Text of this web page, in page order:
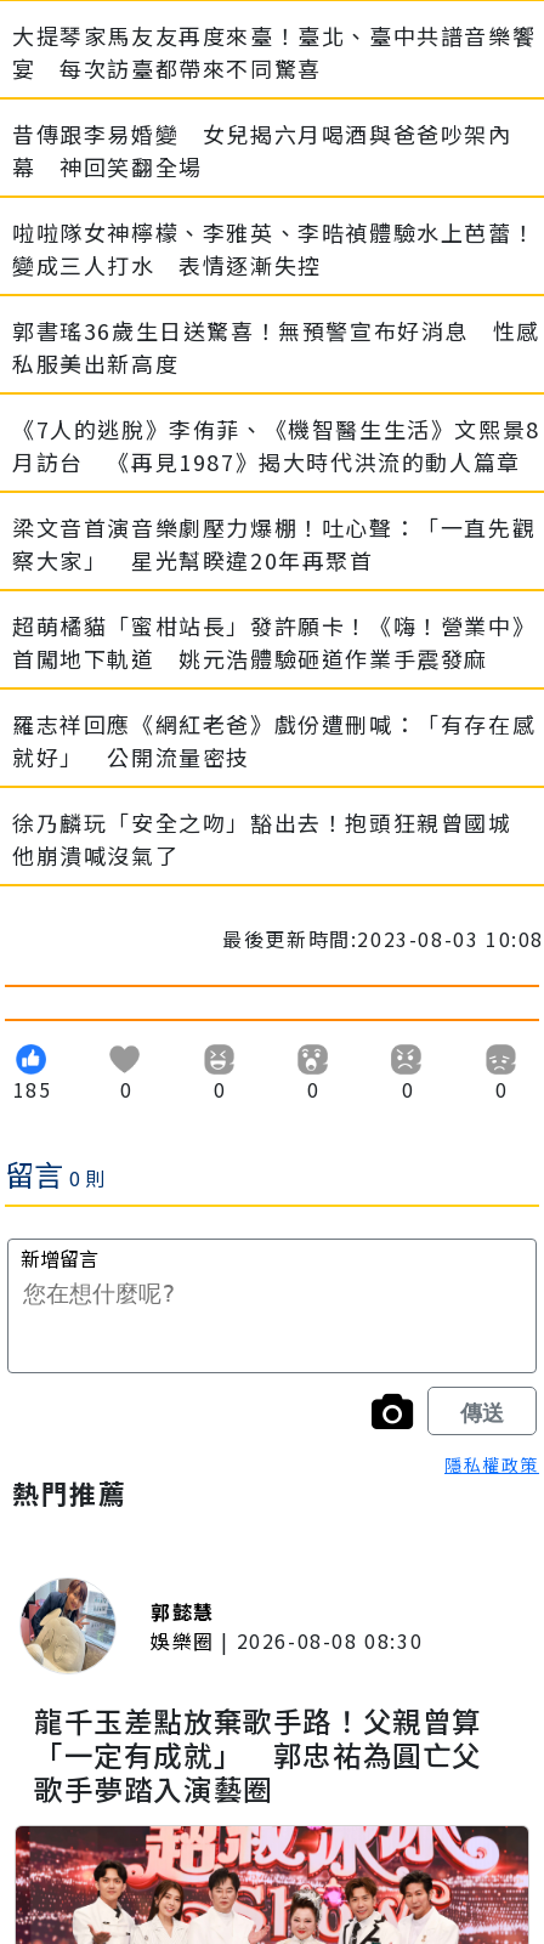
大提琴家馬友友再度來臺！臺北、臺中共譜音樂饗
宴 每次訪臺都帶來不同驚喜
昔傳跟李易婚變 女兒揭六月喝酒與爸爸吵架內
幕 神回笑翻全場
啦啦隊女神檸檬、李雅英、李晧禎體驗水上芭蕾！
變成三人打水 表情逐漸失控
郭書瑤36歲生日送驚喜！無預警宣布好消息 性感
私服美出新高度
《7人的逃脫》李侑菲、《機智醫生生活》文熙景8
月訪台 《再見1987》揭大時代洪流的動人篇章
梁文音首演音樂劇壓力爆棚！吐心聲：「一直先觀
察大家」 星光幫睽違20年再聚首
超萌橘貓「蜜柑站長」發許願卡！《嗨！營業中》
首闖地下軌道 姚元浩體驗砸道作業手震發麻
羅志祥回應《網紅老爸》戲份遭刪喊：「有存在感
就好」 公開流量密技
徐乃麟玩「安全之吻」豁出去！抱頭狂親曾國城
他崩潰喊沒氣了
最後更新時間:2023-08-03 10:08
185 0 0 0 0 0
隱私權政策
熱門推薦
郭懿慧
娛樂圈 | 2026-08-08 08:30
龍千玉差點放棄歌手路！父親曾算
「一定有成就」 郭忠祐為圓亡父
歌手夢踏入演藝圈